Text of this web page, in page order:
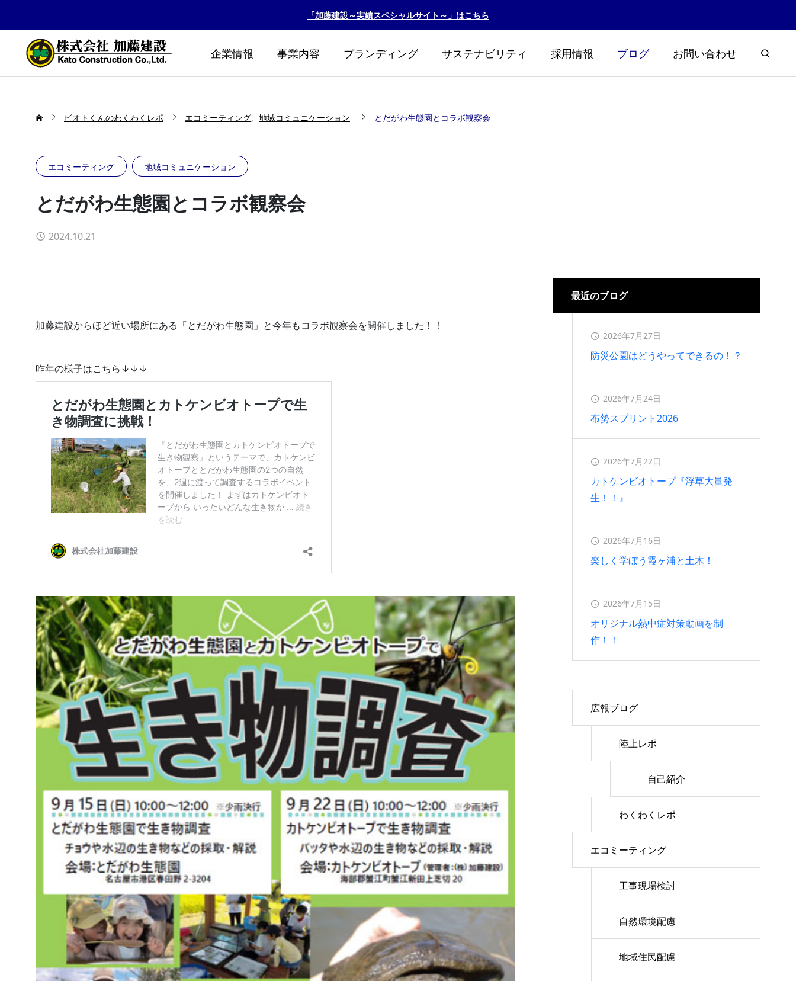
「加藤建設～実績スペシャルサイト～」はこちら
企業情報 事業内容 ブランディング サステナビリティ 採用情報 ブログ お問い合わせ
防災公園はどうやってできる
ビオトくんのわくわくレポ エコミーティング 地域コミュニケーション とだがわ生態園とコラボ観察会
エコミーティング 地域コミュニケーション
とだがわ生態園とコラボ観察会
2024.10.21
加藤建設からほど近い場所にある「とだがわ生態園」と今年もコラボ観察会を開催しました！！
昨年の様子はこちら↓↓↓
最近のブログ
防災公園はどうやってできるの！？
2026年7月27日
布勢スプリント2026
2026年7月24日
カトケンビオトープ『浮草大量発
生！！』
2026年7月22日
楽しく学ぼう霞ヶ浦と土木！
2026年7月16日
オリジナル熱中症対策動画を制
作！！
2026年7月15日
広報ブログ
陸上レポ
自己紹介
わくわくレポ
エコミーティング
工事現場検討
自然環境配慮
地域住民配慮